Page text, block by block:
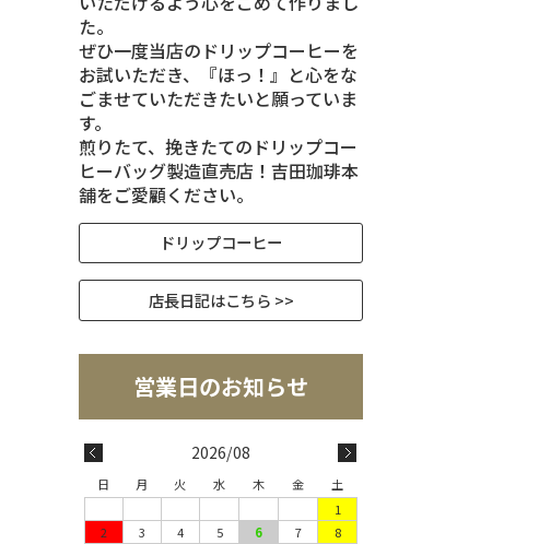
た。
ぜひ一度当店のドリップコーヒーを
お試いただき、『ほっ！』と心をな
ごませていただきたいと願っていま
す。
煎りたて、挽きたてのドリップコー
ヒーバッグ製造直売店！吉田珈琲本
舗をご愛顧ください。
ドリップコーヒー
店長日記はこちら >>
2026/08
日 月 火 水 木 金
土
1
2
3 4 5 6 7 8